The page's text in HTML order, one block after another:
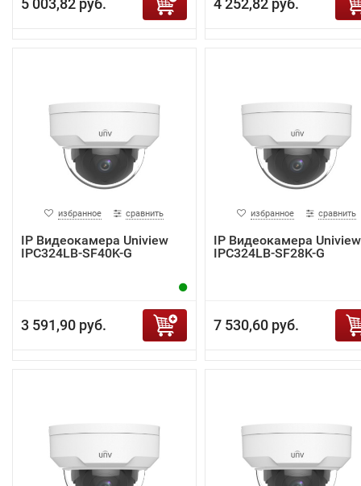
5 003,82 руб. 4 252,82 руб.
избранное сравнить
IP Видеокамера Uniview
IPC324LB-SF40K-G
3 591,90 руб.
избранное сравнить
IP Видеокамера Uniview
IPC324LB-SF28K-G
7 530,60 руб.